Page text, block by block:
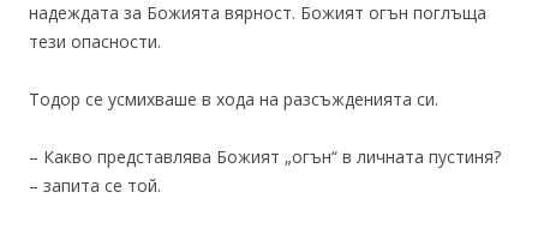
надеждата за Божията вярност. Божият огън поглъща
тези опасности.
Тодор се усмихваше в хода на разсъжденията си.
– Какво представлява Божият „огън“ в личната пустиня?
– запита се той.